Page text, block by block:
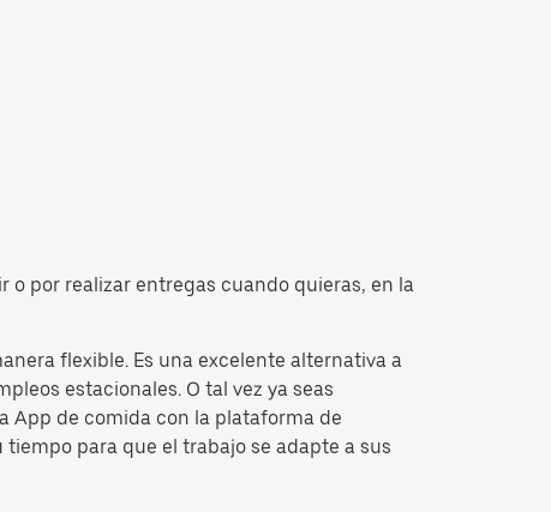
o por realizar entregas cuando quieras, en la
flexible. Es una excelente alternativa a
estacionales. O tal vez ya seas
App de comida con la plataforma de
para que el trabajo se adapte a sus